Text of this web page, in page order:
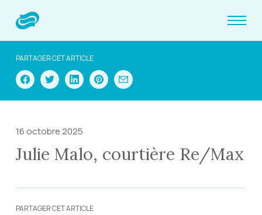
PARTAGER CET ARTICLE
16 octobre 2025
Julie Malo, courtière Re/Max
PARTAGER CET ARTICLE